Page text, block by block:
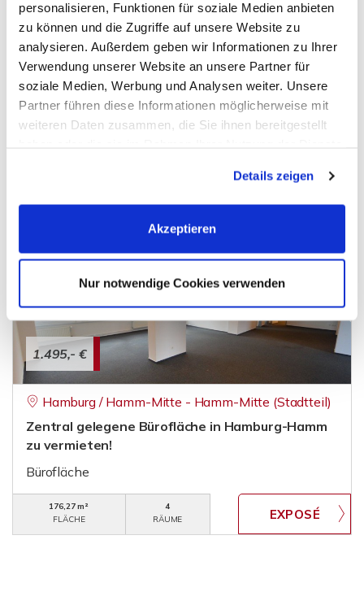
personalisieren, Funktionen für soziale Medien anbieten
zu können und die Zugriffe auf unsere Website zu
analysieren. Außerdem geben wir Informationen zu Ihrer
Verwendung unserer Website an unsere Partner für
soziale Medien, Werbung und Analysen weiter. Unsere
Partner führen diese Informationen möglicherweise mit
weiteren Daten zusammen, die Sie ihnen bereitgestellt
Cookies, wenn Sie unsere Webseite weiterhin nutzen.
Details zeigen
Akzeptieren
Nur notwendige Cookies verwenden
750,- €
Hamburg - Langenhorn (Stadtteil)
Individuelle Laden-/ Bürofläche in Langenhorn zu
vermieten
FLÄCHE
RÄUME
1.495,- €
Hamburg / Hamm-Mitte - Hamm-Mitte (Stadtteil)
Zentral gelegene Bürofläche in Hamburg-Hamm
zu vermieten!
Bürofläche
176,27 m²
FLÄCHE
4
RÄUME